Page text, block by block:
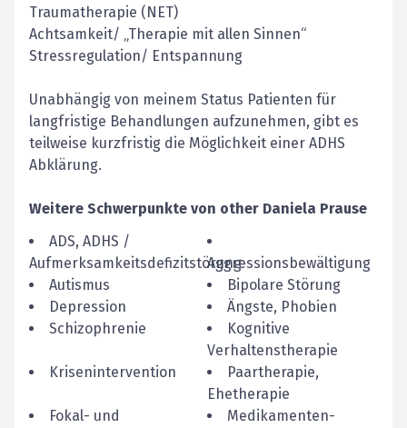
Traumatherapie (NET)
Achtsamkeit/ „Therapie mit allen Sinnen“
Stressregulation/ Entspannung
Unabhängig von meinem Status Patienten für
langfristige Behandlungen aufzunehmen, gibt es
teilweise kurzfristig die Möglichkeit einer ADHS
Abklärung.
Weitere Schwerpunkte von other Daniela Prause
ADS, ADHS /
AufmerksamkeitsdefizitstörungAggressionsbewältigung
Autismus
Bipolare Störung
Depression
Ängste, Phobien
Schizophrenie
Kognitive
Verhaltenstherapie
Krisenintervention
Paartherapie,
Ehetherapie
Fokal- und
Medikamenten-